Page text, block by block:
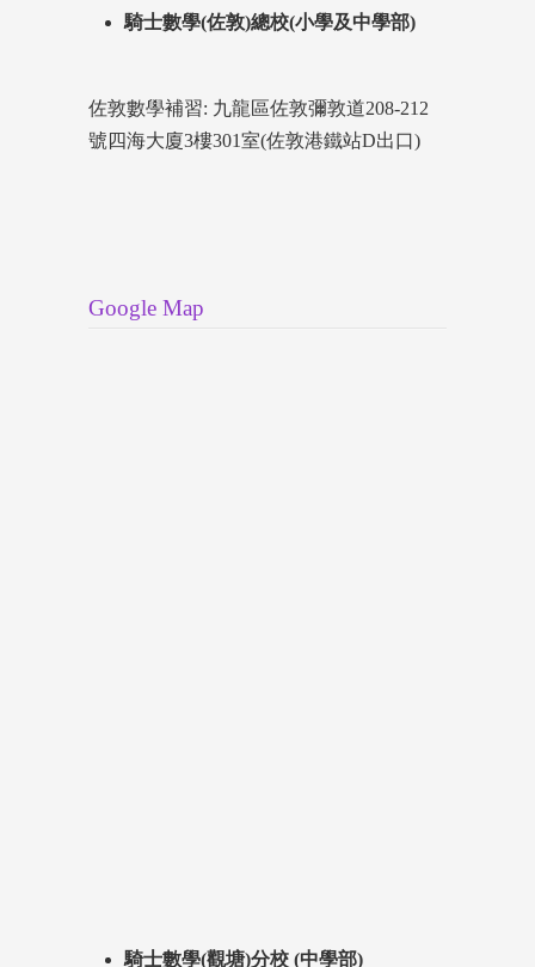
騎士數學(佐敦)總校(小學及中學部)
佐敦數學補習: 九龍區佐敦彌敦道208-212
號四海大廈3樓301室(佐敦港鐵站D出口)
Google Map
騎士數學(觀塘)分校 (中學部)